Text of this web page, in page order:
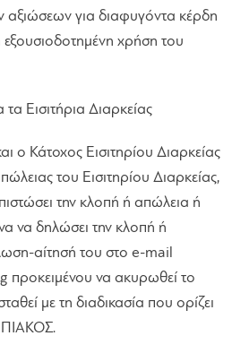
αξιώσεων για διαφυγόντα κέρδη
χρήση του
τα Εισιτήρια Διαρκείας
ο Κάτοχος Εισιτηρίου Διαρκείας
του Εισιτηρίου Διαρκείας,
την κλοπή ή απώλεια ή
να δηλώσει την κλοπή ή
αίτησή του στο e-mail
προκειμένου να ακυρωθεί το
με τη διαδικασία που ορίζει